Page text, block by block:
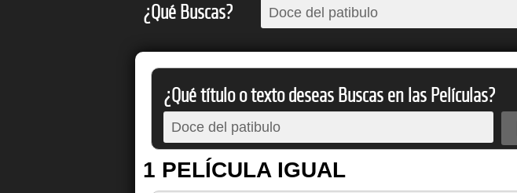
¿Qué Buscas?
¿Qué título o texto deseas Buscas en las Películas?
1 PELÍCULA IGUAL